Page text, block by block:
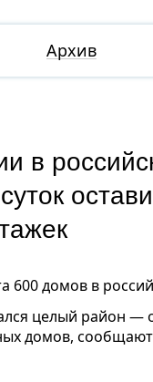
Архив
в
600 домов в
целый район —
домов,